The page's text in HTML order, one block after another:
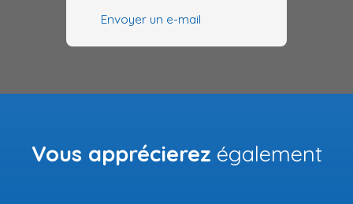
Envoyer un e-mail
Vous apprécierez également